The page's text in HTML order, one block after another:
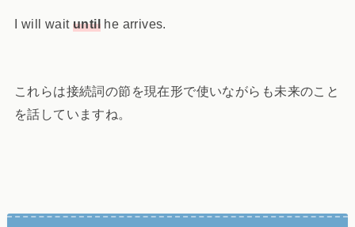
I will wait untilhe arrives.
これらは接続詞の節を現在形で使いながらも未来のこと
を話していますね。